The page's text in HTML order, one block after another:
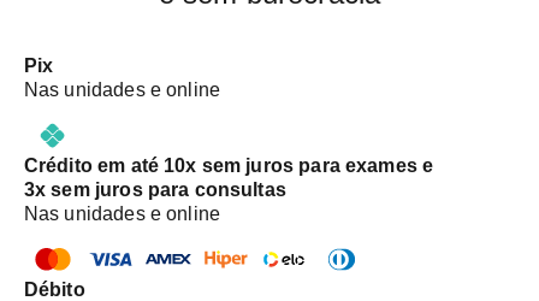
Pix
Nas unidades e online
Crédito em até 10x sem juros para exames e
3x sem juros para consultas
Nas unidades e online
Débito